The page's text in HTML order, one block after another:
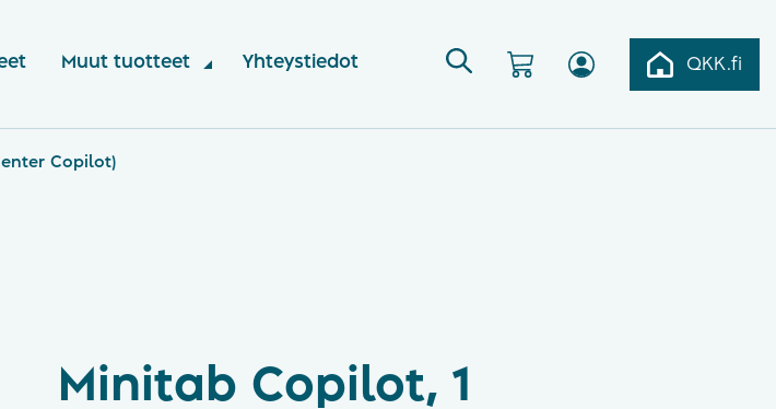
Muut tuotteet Yhteystiedot QKK.fi
Copilot)
Minitab Copilot, 1